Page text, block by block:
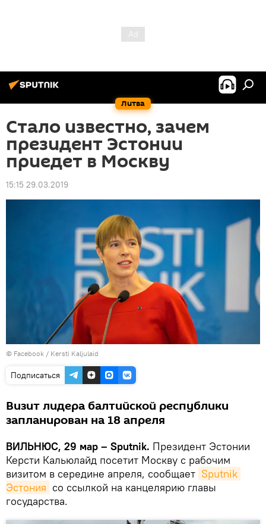
Литва
Стало известно, зачем
президент Эстонии
приедет в Москву
15:15 29.03.2019
© Facebook / Kersti Kaljulaid
Подписаться
Визит лидера балтийской республики
запланирован на 18 апреля
ВИЛЬНЮС, 29 мар – Sputnik. Президент Эстонии
Керсти Кальюлайд посетит Москву с рабочим
визитом в середине апреля, сообщает Sputnik
Эстония со ссылкой на канцелярию главы
государства.